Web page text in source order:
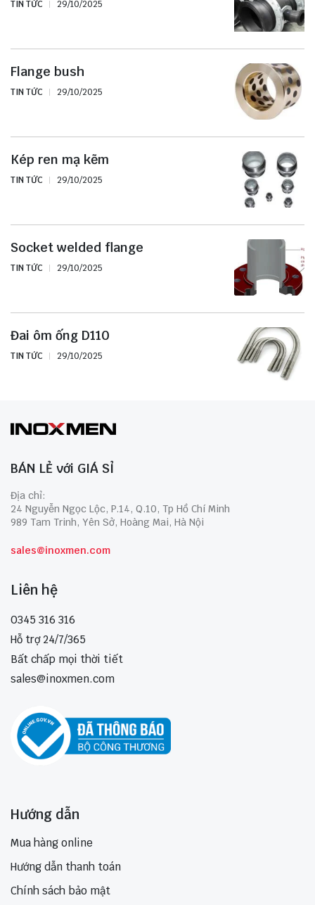
TIN TỨC 29/10/2025
Flange bush
TIN TỨC 29/10/2025
Kép ren mạ kẽm
TIN TỨC 29/10/2025
Socket welded flange
TIN TỨC 29/10/2025
Đai ôm ống D110
TIN TỨC 29/10/2025
BÁN LẺ với GIÁ SỈ
Địa chỉ:
24 Nguyễn Ngọc Lộc, P.14, Q.10, Tp Hồ Chí Minh
989 Tam Trinh, Yên Sở, Hoàng Mai, Hà Nội
sales@inoxmen.com
Liên hệ
0345 316 316
Hỗ trợ 24/7/365
Bất chấp mọi thời tiết
sales@inoxmen.com
Hướng dẫn
Mua hàng online
Hướng dẫn thanh toán
Chính sách bảo mật